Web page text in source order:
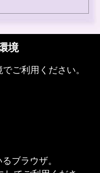
境
ご利用ください。
ブラウザ。